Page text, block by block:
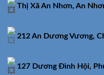
Thị Xã An Nhơn, An
212 An Dương Vương,
127 Dương Đình Hội,